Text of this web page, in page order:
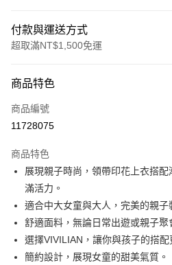
付款與運送方式
超取滿NT$1,500免運
信用卡一次付款
信用卡分期付款
合作金庫商業銀行
華南商業銀行
上海商業儲蓄銀行
國泰世華商業銀行
臺灣中小企業銀行
匯豐（台灣）商業銀行
聯邦商業銀行
元大商業銀行
超商取貨付款
LINE Pay
Apple Pay
街口支付
商品特色
商品編號
11728075
商品特色
展現親子時尚，領帶印花上衣搭
滿活力。
適合中大女童與大人，完美的親子
舒適面料，無論日常出遊或親子聚
選擇VIVILIAN，讓你與孩子的搭配
簡約設計，展現女童的甜美氣質。